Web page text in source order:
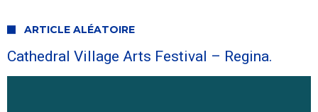
ARTICLE ALÉATOIRE
Cathedral Village Arts Festival – Regina.